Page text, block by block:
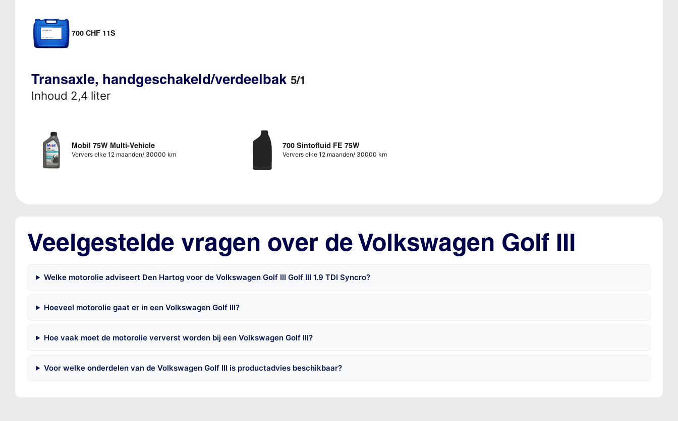
700 CHF 11S
Transaxle, handgeschakeld/verdeelbak 5/1
Inhoud 2,4 liter
Mobil 75W Multi-Vehicle
Ververs elke 12 maanden/ 30000 km
700 Sintofluid FE 75W
Ververs elke 12 maanden/ 30000 km
Veelgestelde vragen over de Volkswagen Golf III
Welke motorolie adviseert Den Hartog voor de Volkswagen Golf III Golf III 1.9 TDI Syncro?
Hoeveel motorolie gaat er in een Volkswagen Golf III?
Hoe vaak moet de motorolie ververst worden bij een Volkswagen Golf III?
Voor welke onderdelen van de Volkswagen Golf III is productadvies beschikbaar?